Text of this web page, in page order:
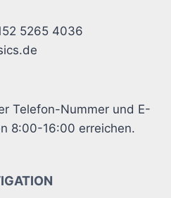
5265 4036
Telefon-Nummer und E-
8:00-16:00 erreichen.